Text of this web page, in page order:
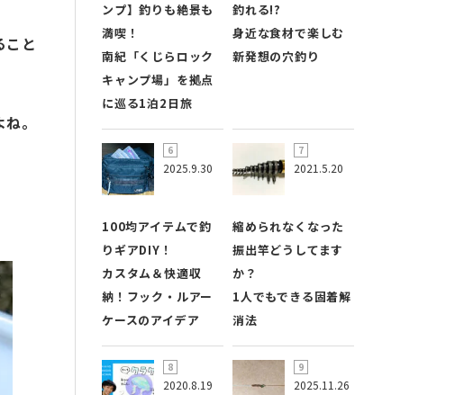
こと
。
ンプ】釣りも絶景も
満喫！
南紀「くじらロック
キャンプ場」を拠点
に巡る1泊2日旅
釣れる!?
身近な食材で楽しむ
新発想の穴釣り
2025.9.30
100均アイテムで釣
りギアDIY！
カスタム＆快適収
納！フック・ルアー
ケースのアイデア
2021.5.20
縮められなくなった
振出竿どうしてます
か？
1人でもできる固着解
消法
2020.8.19 2025.11.26